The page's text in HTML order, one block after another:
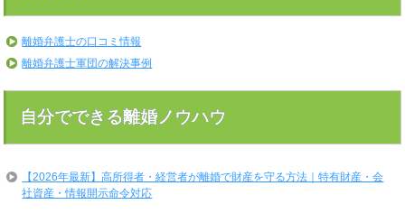
離婚弁護士の口コミ情報
離婚弁護士軍団の解決事例
自分でできる離婚ノウハウ
【2026年最新】高所得者・経営者が離婚で財産を守る方法｜特有財産・会
社資産・情報開示命令対応